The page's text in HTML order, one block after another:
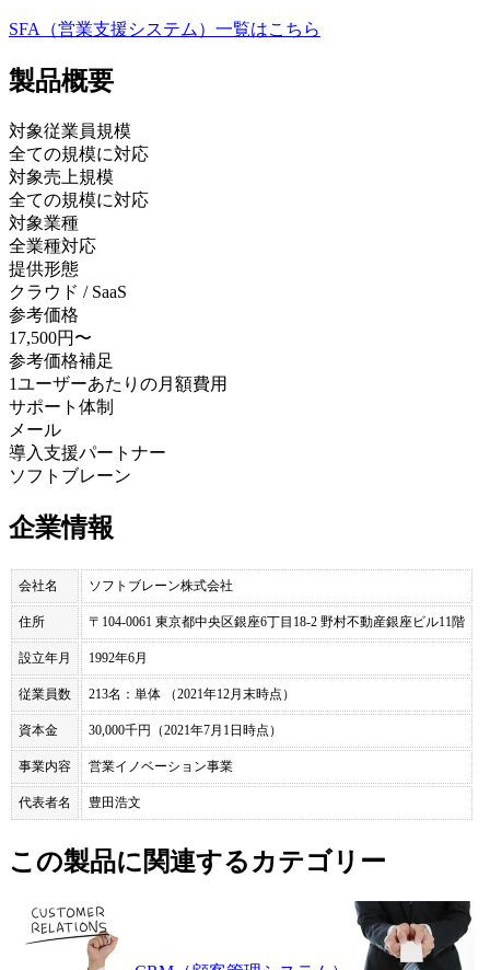
SFA（営業支援システム） 一覧はこちら
製品概要
対象従業員規模
全ての規模に対応
対象売上規模
全ての規模に対応
対象業種
全業種対応
提供形態
クラウド / SaaS
参考価格
17,500円〜
参考価格補足
1ユーザーあたりの月額費用
サポート体制
メール
導入支援パートナー
ソフトブレーン
企業情報
会社名 ソフトブレーン株式会社
住所 〒104-0061 東京都中央区銀座6丁目18-2 野村不動産銀座ビル11階
設立年月 1992年6月
従業員数 213名：単体 （2021年12月末時点）
資本金 30,000千円（2021年7月1日時点）
事業内容 営業イノベーション事業
代表者名 豊田浩文
この製品に関連するカテゴリー